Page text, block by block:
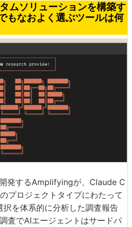
ムソリューションを構築す
もなおよく選ぶツールは何
発するAmplifyingが、Claude C
プロジェクトタイプにわたって
を体系的に分析した調査報告
査でAIエージェントはサードパ